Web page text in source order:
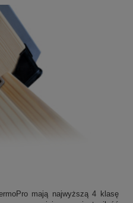
mają najwyższą 4 klasę